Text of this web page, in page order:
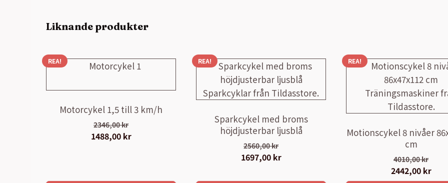
Liknande produkter
REA!
Motorcykel 1,5 till 3 km/h
2346,00kr
Det
1488,00 krDet
REA!
Sparkcykel med broms
höjdjusterbar ljusblå
2560,00kr
Det
1697,00 krDet
REA!
Motionscykel 8 nivåer
cm
4010,00kr
Det
2442,00 krDet